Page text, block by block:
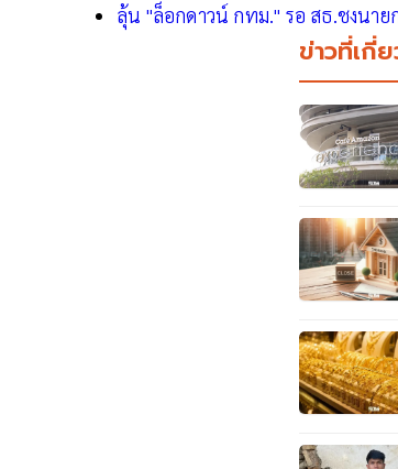
ลุ้น "ล็อกดาวน์ กทม." รอ สธ.ชงนาย
ข่าวที่เกี่